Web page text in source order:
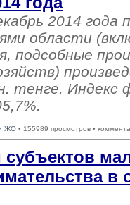
2014
области
подсобные
тенге. Индекс
ЖО • 155989 просмотров •
в